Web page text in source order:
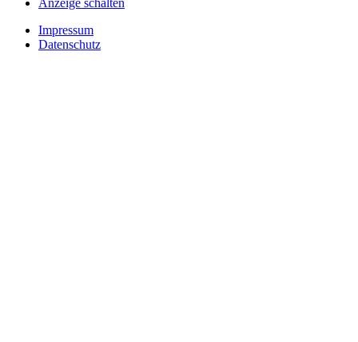
Impressum
Datenschutz